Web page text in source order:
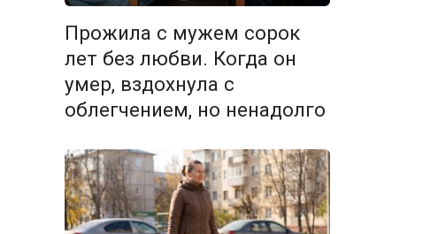
Прожила с мужем сорок
лет без любви. Когда он
умер, вздохнула с
облегчением, но ненадолго